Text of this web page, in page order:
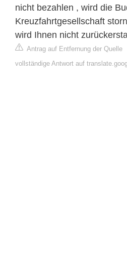
nicht bezahlen , wird die
Kreuzfahrtgesellschaft
wird Ihnen nicht
Antrag auf Entfernung der Quelle
vollständige Antwort auf